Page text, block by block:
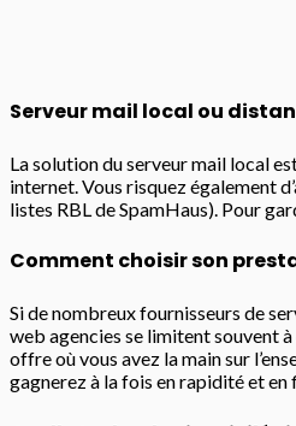
Serveur mail local ou
La solution du serveur mail local
internet. Vous risquez également
listes RBL de SpamHaus). Pour
Comment choisir son
Si de nombreux fournisseurs de
web agencies se limitent souvent
offre où vous avez la main sur
gagnerez à la fois en rapidité et